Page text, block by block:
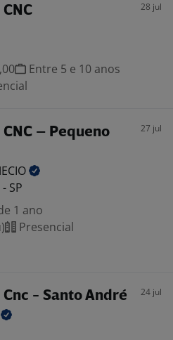
28 jul
Entre 5 e 10 anos
– Pequeno
27 jul
SP
1 ano
Presencial
- Santo André 24 jul